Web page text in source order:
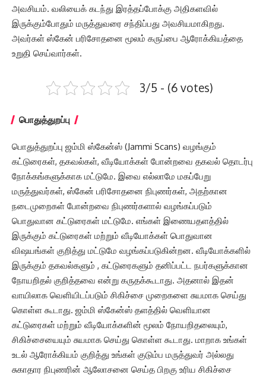
அவசியம். வலியைக் கடந்து இரத்தப்போக்கு அதிகளவில்
இருக்கும்போதும் மருத்துவரை சந்திப்பது அவசியமாகிறது.
அவர்கள் ஸ்கேன் பரிசோதனை மூலம் கருப்பை ஆரோக்கியத்தை
உறுதி செய்வார்கள்.
3/5 - (6 votes)
பொதுத்துறப்பு
பொதுத்துறப்பு ஜம்மி ஸ்கேன்ஸ் (Jammi Scans) வழங்கும்
கட்டுரைகள், தகவல்கள், வீடியோக்கள் போன்றவை தகவல் தொடர்பு
நோக்கங்களுக்காக மட்டுமே. இவை எல்லாமே மகப்பேறு
மருத்துவர்கள், ஸ்கேன் பரிசோதனை நிபுணர்கள், அதற்கான
நடைமுறைகள் போன்றவை நிபுணர்களால் வழங்கப்படும்
பொதுவான கட்டுரைகள் மட்டுமே. எங்கள் இணையதளத்தில்
இருக்கும் கட்டுரைகள் மற்றும் வீடியோக்கள் பொதுவான
விஷயங்கள் குறித்து மட்டுமே வழங்கப்படுகின்றன. வீடியோக்களில்
இருக்கும் தகவல்களும் , கட்டுரைகளும் தனிப்பட்ட நபர்களுக்கான
நோயறிதல் குறித்தவை என்று கருதக்கூடாது. அதனால் இதன்
வாயிலாக வெளியிடப்படும் சிகிச்சை முறைகளை சுயமாக செய்து
கொள்ள கூடாது. ஜம்மி ஸ்கேன்ஸ் தளத்தில் வெளியான
கட்டுரைகள் மற்றும் வீடியோக்களின் மூலம் நோயறிதலையும்,
சிகிச்சையையும் சுயமாக செய்து கொள்ள கூடாது. மாறாக உங்கள்
உடல் ஆரோக்கியம் குறித்து உங்கள் குடும்ப மருத்துவர் அல்லது
சுகாதார நிபுணரின் ஆலோசனை செய்த பிறகு உரிய சிகிச்சை